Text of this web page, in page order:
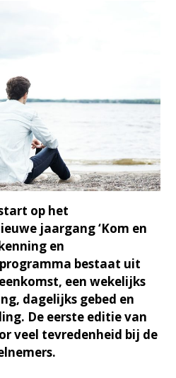
op het
jaargang ‘Kom en
en
bestaat uit
een wekelijks
dagelijks gebed en
De eerste editie van
veel tevredenheid bij de